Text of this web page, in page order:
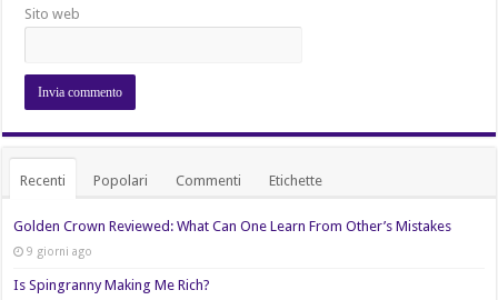
Sito web
Recenti Popolari Commenti Etichette
Golden Crown Reviewed: What Can One Learn From Other’s Mistakes
9 giorni ago
Is Spingranny Making Me Rich?